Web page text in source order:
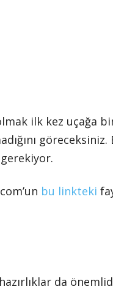
ilk kez uçağa
göreceksiniz.
bu linkteki
da